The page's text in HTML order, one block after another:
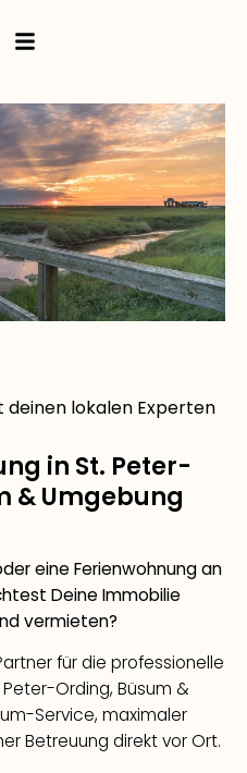
lokalen Experten
in St. Peter-
& Umgebung
eine Ferienwohnung an
Deine Immobilie
vermieten?
für die professionelle
Ording, Büsum &
Service, maximaler
Betreuung direkt vor Ort.